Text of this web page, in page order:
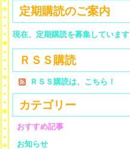
定期購読のご案内
現在、定期購読を募集しています
ＲＳＳ購読
ＲＳＳ購読は、こちら！
カテゴリー
おすすめ記事
お知らせ